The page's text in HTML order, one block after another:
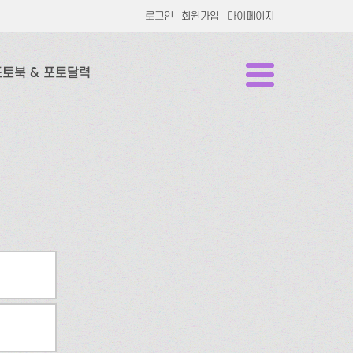
로그인 회원가입 마이페이지
북 & 포토달력